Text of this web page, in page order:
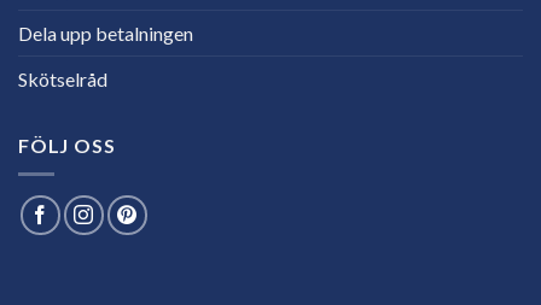
Dela upp betalningen
Skötselråd
FÖLJ OSS